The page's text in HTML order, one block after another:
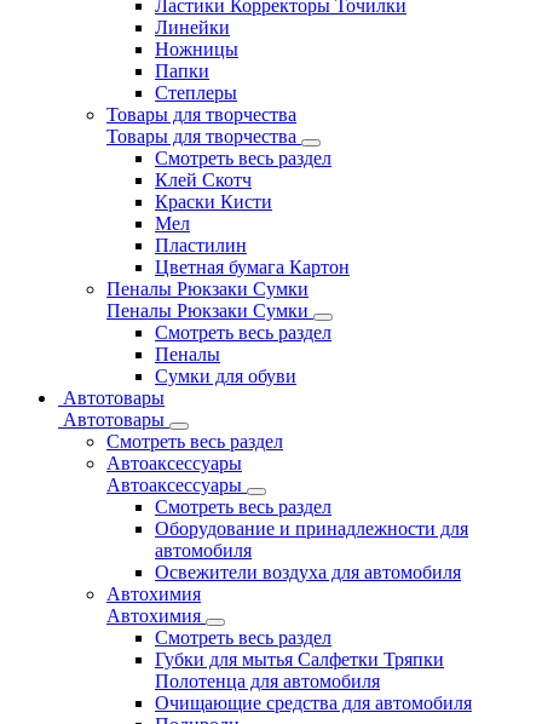
Ластики Корректоры Точилки
Линейки
Ножницы
Папки
Степлеры
Товары для творчества
Товары для творчества
Смотреть весь раздел
Клей Скотч
Краски Кисти
Мел
Пластилин
Цветная бумага Картон
Пеналы Рюкзаки Сумки
Пеналы Рюкзаки Сумки
Смотреть весь раздел
Пеналы
Сумки для обуви
Автотовары
Автотовары
Смотреть весь раздел
Автоаксессуары
Автоаксессуары
Смотреть весь раздел
Оборудование и принадлежности для
автомобиля
Освежители воздуха для автомобиля
Автохимия
Автохимия
Смотреть весь раздел
Губки для мытья Салфетки Тряпки
Полотенца для автомобиля
Очищающие средства для автомобиля